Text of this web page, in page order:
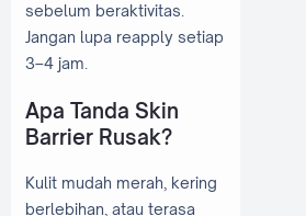
sebelum beraktivitas.
Jangan lupa reapply setiap
3–4 jam.
Apa Tanda Skin
Barrier Rusak?
Kulit mudah merah, kering
berlebihan, atau terasa